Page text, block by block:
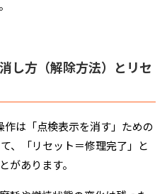
し方（解除方法）とリセ
は「点検表示を消す」ための
、「リセット＝修理完了」と
があります。